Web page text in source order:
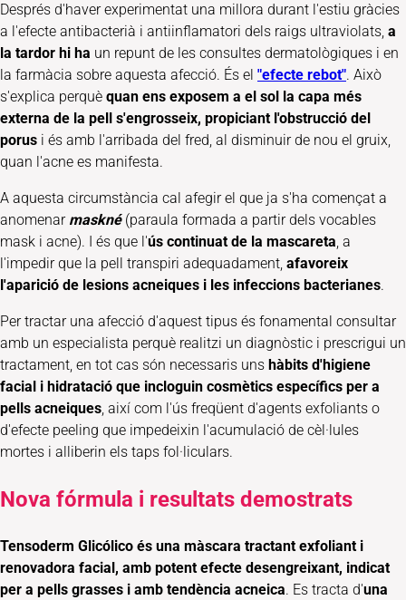
Després d'haver experimentat una millora durant l'estiu gràcies
a l'efecte antibacterià i antiinflamatori dels raigs ultraviolats, a
la tardor hi ha un repunt de les consultes dermatològiques i en
la farmàcia sobre aquesta afecció. És el "efecte rebot". Això
s'explica perquè quan ens exposem a el sol la capa més
externa de la pell s'engrosseix, propiciant l'obstrucció del
porus i és amb l'arribada del fred, al disminuir de nou el gruix,
quan l'acne es manifesta.
A aquesta circumstància cal afegir el que ja s'ha començat a
anomenar maskné(paraula formada a partir dels vocables
mask i acne). I és que l'ús continuat de la mascareta, a
l'impedir que la pell transpiri adequadament, afavoreix
l'aparició de lesions acneiques i les infeccions bacterianes.
Per tractar una afecció d'aquest tipus és fonamental consultar
amb un especialista perquè realitzi un diagnòstic i prescrigui un
tractament, en tot cas són necessaris uns hàbits d'higiene
facial i hidratació que incloguin cosmètics específics per a
pells acneiques, així com l'ús freqüent d'agents exfoliants o
d'efecte peeling que impedeixin l'acumulació de cèl·lules
mortes i alliberin els taps fol·liculars.
Nova fórmula i resultats demostrats
Tensoderm Glicólico és una màscara tractant exfoliant i
renovadora facial, amb potent efecte desengreixant, indicat
per a pells grasses i amb tendència acneica. Es tracta d'una